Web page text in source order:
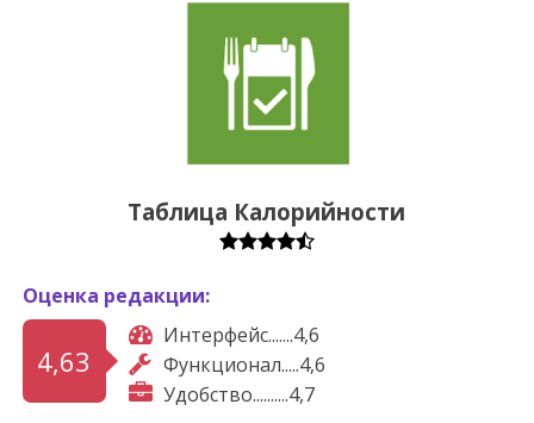
Таблица Калорийности
Оценка редакции:
4,63
Интерфейс.......4,6
Функционал.....4,6
Удобство..........4,7